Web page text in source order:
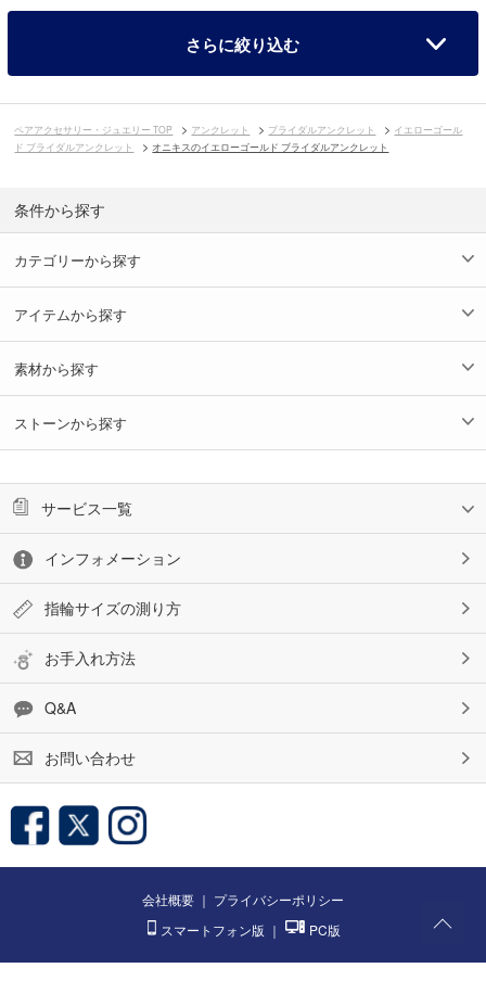
さらに絞り込む
ペアアクセサリー・ジュエリー TOP アンクレット ブライダルアンクレット
イエローゴール
ド ブライダルアンクレット
オニキスのイエローゴールド ブライダルアンクレット
条件から探す
カテゴリーから探す
アイテムから探す
素材から探す
ストーンから探す
サービス一覧
インフォメーション
指輪サイズの測り方
お手入れ方法
Q&A
お問い合わせ
会社概要 ｜ プライバシーポリシー
スマートフォン版 ｜ PC版